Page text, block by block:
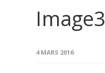
Image3
4 MARS 2016